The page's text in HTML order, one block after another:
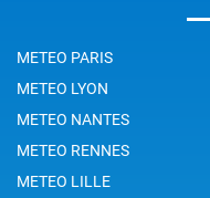
METEO PARIS
METEO LYON
METEO NANTES
METEO RENNES
METEO LILLE